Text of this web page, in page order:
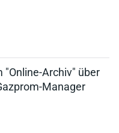
Archiv" über
Manager